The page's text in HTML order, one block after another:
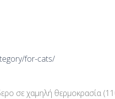
for-cats/
σε χαμηλή θερμοκρασία